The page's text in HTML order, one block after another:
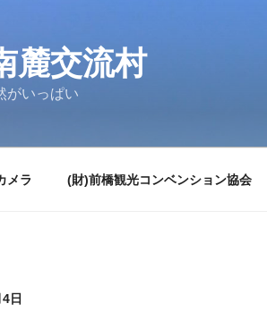
麓交流村
がいっぱい
メラ (財)前橋観光コンベンション協会
日